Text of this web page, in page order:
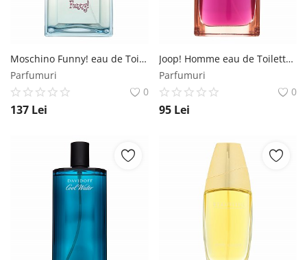
Moschino Funny! eau de Toilette pentru femei 100 ml Moschino
Parfumuri
0
137 Lei
Joop! Homme eau de Toilette pentru barbati 75 ml Joop!
Parfumuri
0
95 Lei